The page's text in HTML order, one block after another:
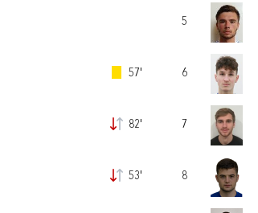
57'
82'
53'
5
6
7
8